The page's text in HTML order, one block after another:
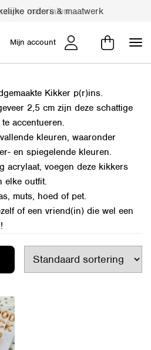
orders & maatwerk
materialen
Mijn account
Kikker p(r)ins.
2,5 cm zijn deze schattige
accentueren.
kleuren, waaronder
en spiegelende kleuren.
acrylaat, voegen deze kikkers
elke outfit.
muts, hoed of pet.
of een vriend(in) die wel een